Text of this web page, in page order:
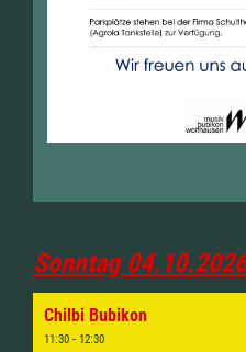
Sonntag 04.10.2026
Chilbi Bubikon
11:30 - 12:30